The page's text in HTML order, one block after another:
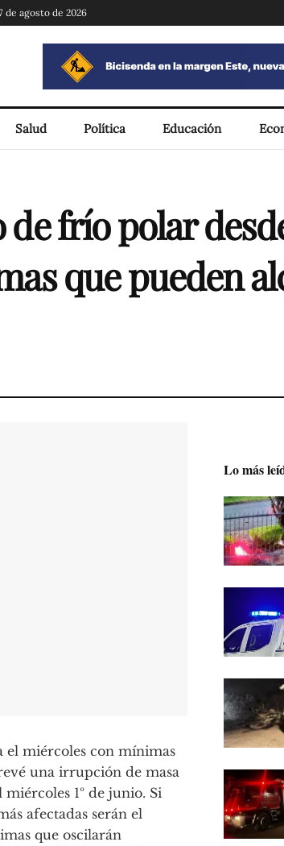
de agosto de 2026
Salud Política Educación
frío polar
que pueden
el miércoles con mínimas
una irrupción de masa
1º de junio. Si
afectadas serán el
que oscilarán
Lo más